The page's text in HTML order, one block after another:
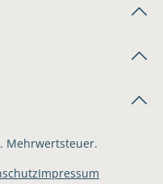
Mehrwertsteuer.
Impressum